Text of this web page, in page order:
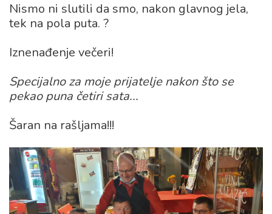
Nismo ni slutili da smo, nakon glavnog jela,
tek na pola puta. ?
Iznenađenje večeri!
Specijalno za moje prijatelje nakon što se
pekao puna četiri sata...
Šaran na rašljama!!!